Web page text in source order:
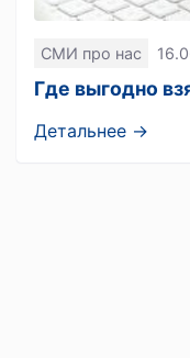
СМИ про нас
Где выгодно
Детальнее →